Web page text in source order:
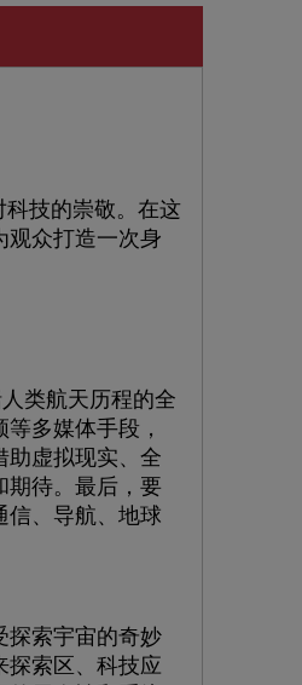
技的崇敬。在这
观众打造一次身
类航天历程的全
多媒体手段，
助虚拟现实、全
期待。最后，要
信、导航、地球
索宇宙的奇妙
探索区、科技应